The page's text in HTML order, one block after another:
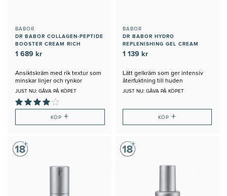
BABOR
DR BABOR COLLAGEN-PEPTIDE
BOOSTER CREAM RICH
1 689 kr
Ansiktskräm med rik textur som
minskar linjer och rynkor
JUST NU: GÅVA PÅ KÖPET
KÖP+
BABOR
DR BABOR HYDRO
REPLENISHING GEL CREAM
1 139 kr
Lätt gelkräm som ger intensiv
återfuktning till huden
JUST NU: GÅVA PÅ KÖPET
KÖP +